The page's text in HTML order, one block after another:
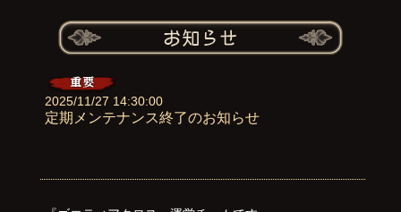
2025/11/27 14:30:00
定期メンテナンス終了のお知らせ